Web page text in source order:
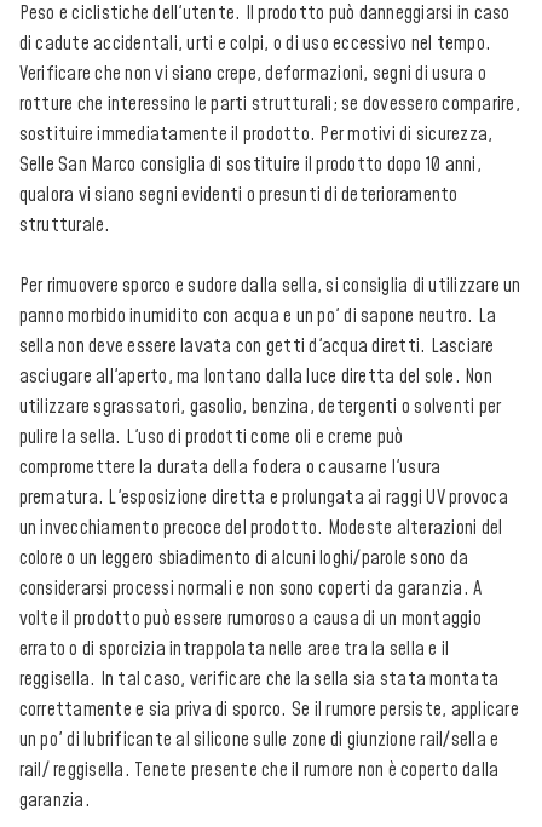
Peso e ciclistiche dell'utente. Il prodotto può danneggiarsi in caso
di cadute accidentali, urti e colpi, o di uso eccessivo nel tempo.
Verificare che non vi siano crepe, deformazioni, segni di usura o
rotture che interessino le parti strutturali; se dovessero comparire,
sostituire immediatamente il prodotto. Per motivi di sicurezza,
Selle San Marco consiglia di sostituire il prodotto dopo 10 anni,
qualora vi siano segni evidenti o presunti di deterioramento
strutturale.
Per rimuovere sporco e sudore dalla sella, si consiglia di utilizzare un
panno morbido inumidito con acqua e un po' di sapone neutro. La
sella non deve essere lavata con getti d'acqua diretti. Lasciare
asciugare all'aperto, ma lontano dalla luce diretta del sole. Non
utilizzare sgrassatori, gasolio, benzina, detergenti o solventi per
pulire la sella. L'uso di prodotti come oli e creme può
compromettere la durata della fodera o causarne l'usura
prematura. L'esposizione diretta e prolungata ai raggi UV provoca
un invecchiamento precoce del prodotto. Modeste alterazioni del
colore o un leggero sbiadimento di alcuni loghi/parole sono da
considerarsi processi normali e non sono coperti da garanzia. A
volte il prodotto può essere rumoroso a causa di un montaggio
errato o di sporcizia intrappolata nelle aree tra la sella e il
reggisella. In tal caso, verificare che la sella sia stata montata
correttamente e sia priva di sporco. Se il rumore persiste, applicare
un po' di lubrificante al silicone sulle zone di giunzione rail/sella e
rail/ reggisella. Tenete presente che il rumore non è coperto dalla
garanzia.